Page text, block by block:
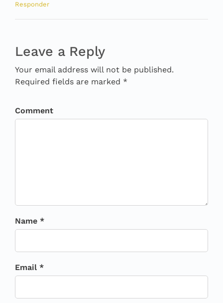
Responder
Leave a Reply
Your email address will not be published.
Required fields are marked *
Comment
Name *
Email *